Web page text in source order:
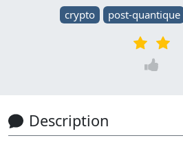
crypto post-quantique
Description